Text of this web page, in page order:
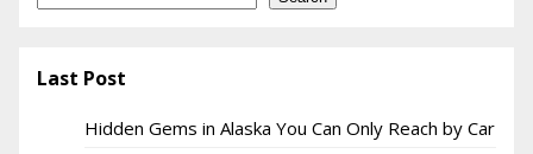
Last Post
Hidden Gems in Alaska You Can Only Reach by Car